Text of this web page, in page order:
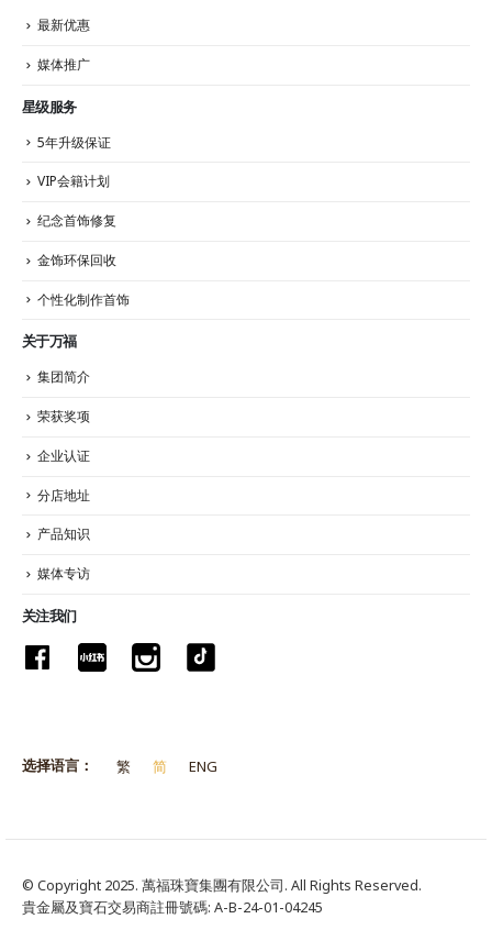
最新优惠
媒体推广
星级服务
5年升级保证
VIP会籍计划
纪念首饰修复
金饰环保回收
个性化制作首饰
关于万福
集团简介
荣获奖项
企业认证
分店地址
产品知识
媒体专访
关注我们
选择语言： 繁 简 ENG
© Copyright 2025. 萬福珠寶集團有限公司. All Rights Reserved.
貴金屬及寶石交易商註冊號碼: A-B-24-01-04245